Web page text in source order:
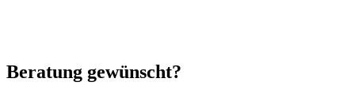
Beratung gewünscht?